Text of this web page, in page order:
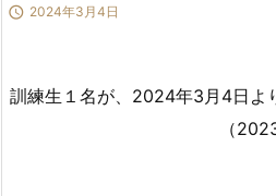
 2024年3月4日
訓練生１名が、2024年3月4日よ
（2023年度就職